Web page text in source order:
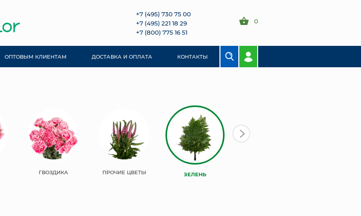
+7 (495) 730 75 00
+7 (495) 221 18 29
+7 (800) 775 16 51
0
ОПТОВЫМ КЛИЕНТАМ ДОСТАВКА И ОПЛАТА КОНТАКТЫ
ГВОЗДИКА ПРОЧИЕ ЦВЕТЫ ЗЕЛЕНЬ